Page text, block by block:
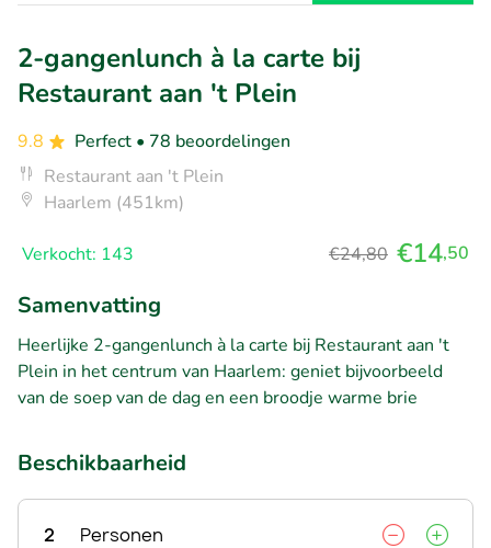
2-gangenlunch à la carte bij
Restaurant aan 't Plein
9.8 Perfect • 78 beoordelingen
Restaurant aan 't Plein
Haarlem (451km)
Verkocht: 143 €24,80 €14,50
Samenvatting
Heerlijke 2-gangenlunch à la carte bij Restaurant aan 't
Plein in het centrum van Haarlem: geniet bijvoorbeeld
van de soep van de dag en een broodje warme brie
Beschikbaarheid
2 Personen